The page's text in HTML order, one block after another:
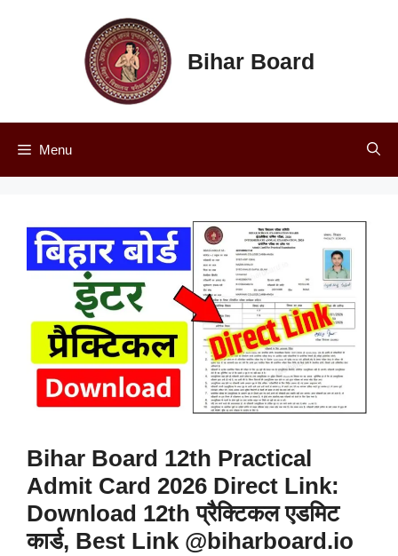
Bihar Board
Menu
Bihar Board 12th Practical
Admit Card 2026 Direct Link:
Download 12th प्रैक्टिकल एडमिट
कार्ड, Best Link @biharboard.io